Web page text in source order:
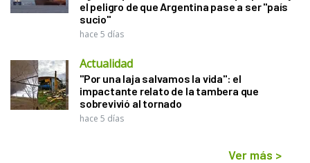
el peligro de que Argentina pase a ser "país
sucio"
hace 5 días
Actualidad
"Por una laja salvamos la vida": el
impactante relato de la tambera que
sobrevivió al tornado
hace 5 días
Ver más >